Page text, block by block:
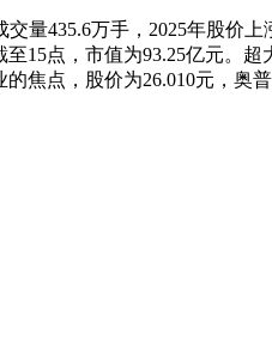
435.6万手，2025年股价
点，市值为93.25亿元。
点，股价为26.010元，奥